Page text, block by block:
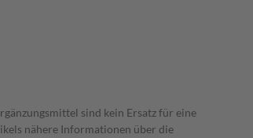
sind kein Ersatz für eine
nähere Informationen über die